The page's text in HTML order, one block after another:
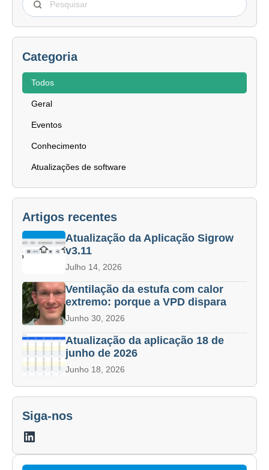
Categoria
Todos
Geral
Eventos
Conhecimento
Atualizações de software
Artigos recentes
Atualização da Aplicação Sigrow
v3.11
Julho 14, 2026
Ventilação da estufa com calor
extremo: porque a VPD dispara
Junho 30, 2026
Atualização da aplicação 18 de
junho de 2026
Junho 18, 2026
Siga-nos
LinkedIn